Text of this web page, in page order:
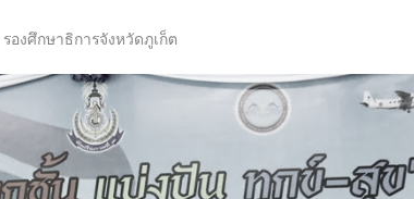
รองศึกษาธิการจังหวัดภูเก็ต